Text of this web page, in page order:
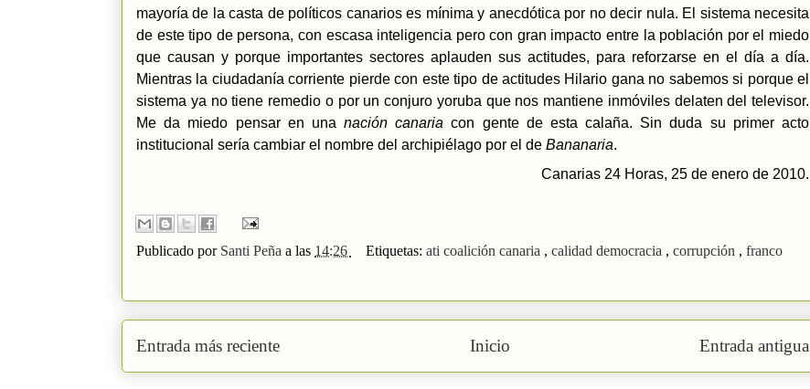
mayoría de la casta de políticos canarios es mínima y anecdótica por no decir nula. El sistema necesita
de este tipo de persona, con escasa inteligencia pero con gran impacto entre la población por el miedo
que causan y porque importantes sectores aplauden sus actitudes, para reforzarse en el día a día.
Mientras la ciudadanía corriente pierde con este tipo de actitudes Hilario gana no sabemos si porque el
sistema ya no tiene remedio o por un conjuro yoruba que nos mantiene inmóviles delaten del televisor.
Me da miedo pensar en unanación canaria con gente de esta calaña. Sin duda su primer acto
institucional sería cambiar el nombre del archipiélago por el de Bananaria.
Canarias 24 Horas, 25 de enero de 2010.
Publicado por Santi Peña a las 14:26 Etiquetas: ati coalición canaria , calidad democracia , corrupción , franco
Entrada más reciente Entrada antigua
Inicio